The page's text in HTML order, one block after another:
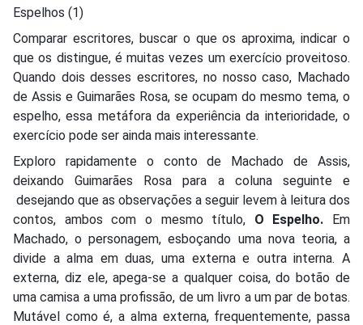
Espelhos (1)
Comparar escritores, buscar o que os aproxima, indicar o
que os distingue, é muitas vezes um exercício proveitoso.
Quando dois desses escritores, no nosso caso, Machado
de Assis e Guimarães Rosa, se ocupam do mesmo tema, o
espelho, essa metáfora da experiência da interioridade, o
exercício pode ser ainda mais interessante.
Exploro rapidamente o conto de Machado de Assis,
deixando Guimarães Rosa para a coluna seguinte e
desejando que as observações a seguir levem à leitura dos
contos, ambos com o mesmo título, O Espelho. Em
Machado, o personagem, esboçando uma nova teoria, a
divide a alma em duas, uma externa e outra interna. A
externa, diz ele, apega-se a qualquer coisa, do botão de
uma camisa a uma profissão, de um livro a um par de botas.
Mutável como é, a alma externa, frequentemente, passa